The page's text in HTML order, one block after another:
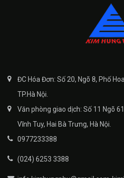
ĐC Hóa Đơn: Số 20, Ngõ 8, Phố
TP.Hà Nội.
Văn phòng giao dịch: Số 11 Ngõ
Vĩnh Tuy, Hai Bà Trưng, Hà Nội.
0977233388
(024) 6253 3388